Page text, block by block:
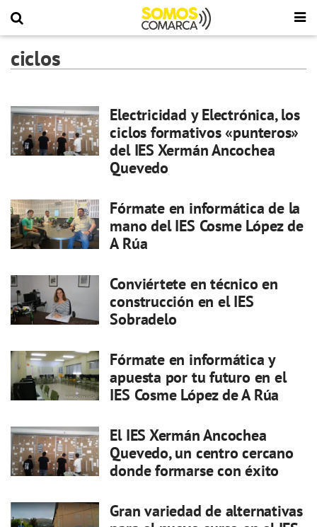
ciclos
Electricidad y Electrónica, los
ciclos formativos «punteros»
del IES Xermán Ancochea
Quevedo
Fórmate en informática de la
mano del IES Cosme López de
A Rúa
Conviértete en técnico en
construcción en el IES
Sobradelo
Fórmate en informática y
apuesta por tu futuro en el
IES Cosme López de A Rúa
El IES Xermán Ancochea
Quevedo, un centro cercano
donde formarse con éxito
Gran variedad de alternativas